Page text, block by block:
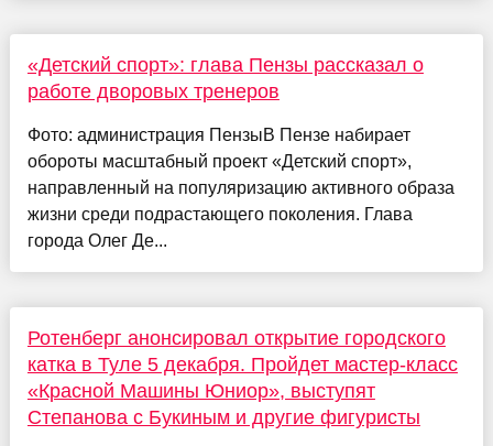
«Детский спорт»: глава Пензы рассказал о
работе дворовых тренеров
Фото: администрация ПензыВ Пензе набирает
обороты масштабный проект «Детский спорт»,
направленный на популяризацию активного образа
жизни среди подрастающего поколения. Глава
города Олег Де...
Ротенберг анонсировал открытие городского
катка в Туле 5 декабря. Пройдет мастер-класс
«Красной Машины Юниор», выступят
Степанова с Букиным и другие фигуристы